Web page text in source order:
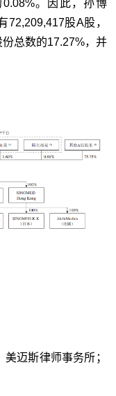
。因此，孙博
股A股，
总数的17.27%，并
迈斯律师事务所；